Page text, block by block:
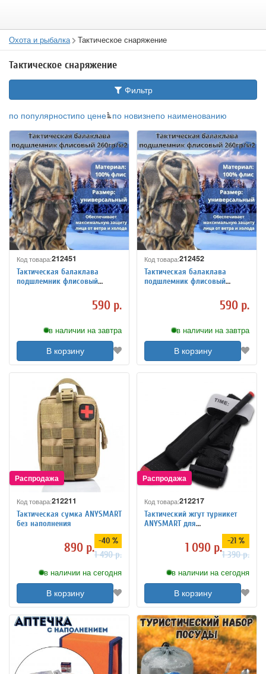
Охота и рыбалка Тактическое снаряжение
Тактическое снаряжение
Фильтр
по популярностипо цене по новизнепо наименованию
Код товара:212451
Тактическая балаклава
подшлемник флисовый
590 р.
в наличии на завтра
В корзину
Код товара:212452
Тактическая балаклава
подшлемник флисовый
590 р.
в наличии на завтра
В корзину
Код товара:212211
Тактическая сумка ANYSMART
без наполнения
890 р. -40 %
1 490 р.
в наличии на сегодня
В корзину
Код товара:212217
Тактический жгут турникет
ANYSMART для
экстремальных условий
1 090 р. -21 %
1 390 р.
в наличии на сегодня
В корзину